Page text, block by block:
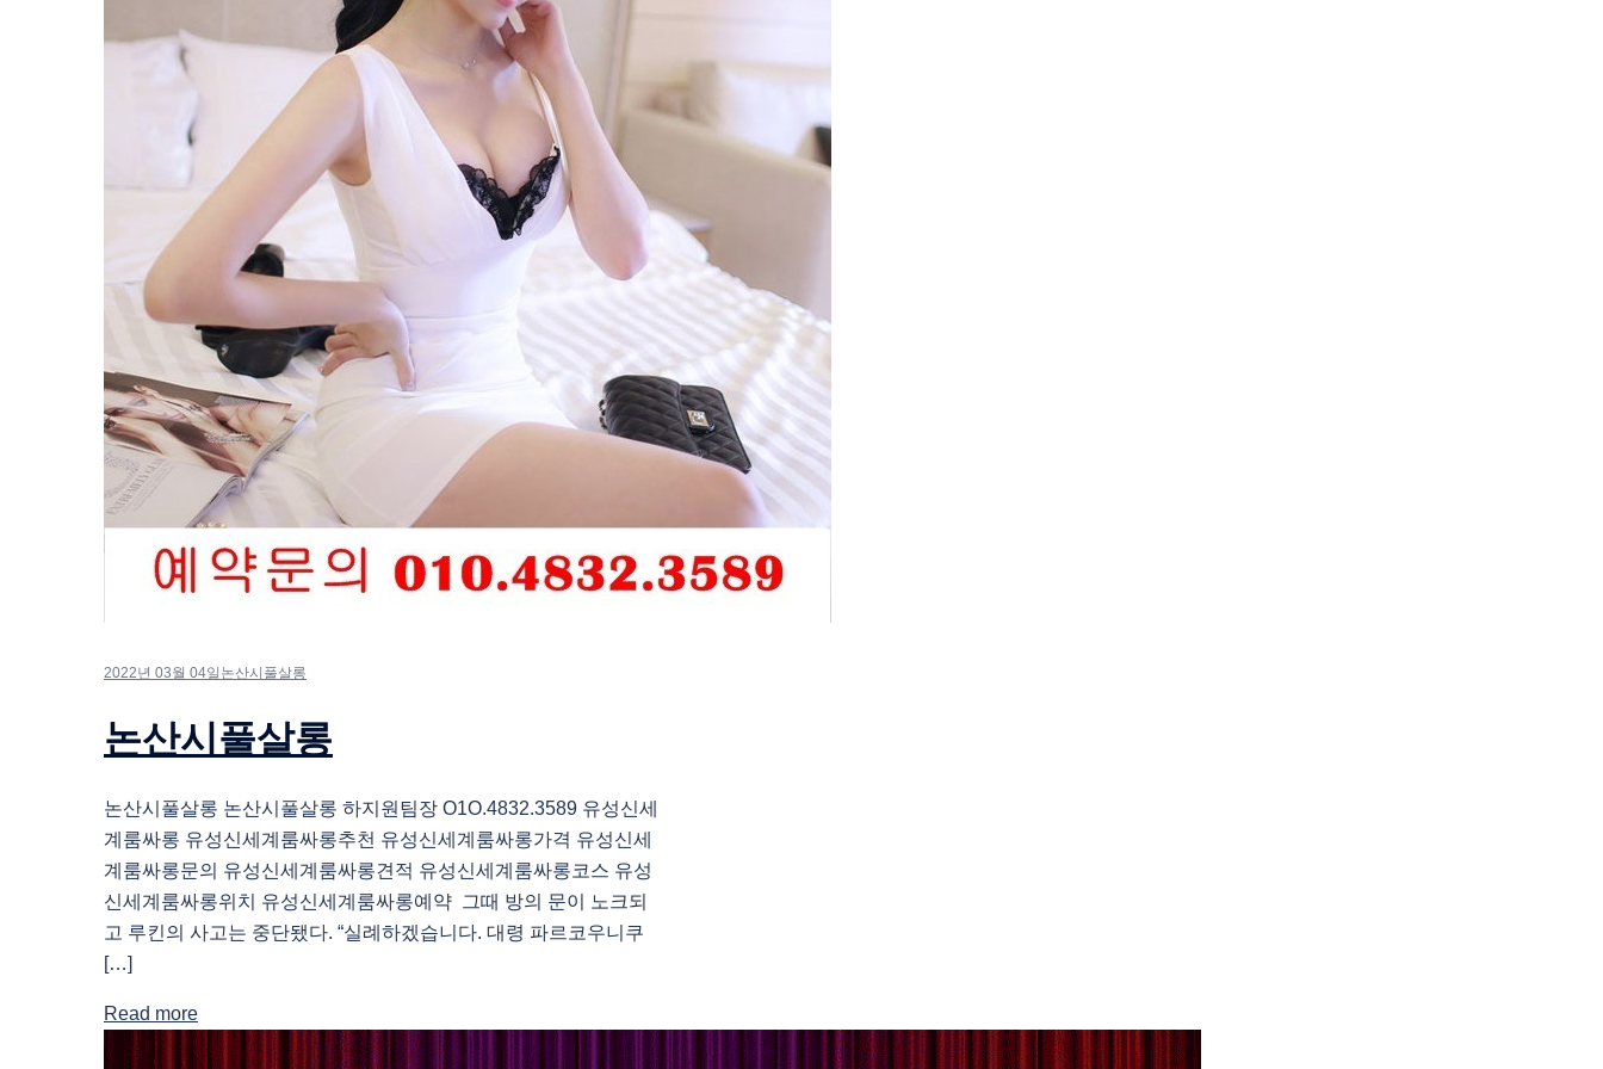
2022년 03월 04일 논산시풀살롱
논산시풀살롱
논산시풀살롱 논산시풀살롱 하지원팀장 O1O.4832.3589 유성신세
계룸싸롱 유성신세계룸싸롱추천 유성신세계룸싸롱가격 유성신세
계룸싸롱문의 유성신세계룸싸롱견적 유성신세계룸싸롱코스 유성
신세계룸싸롱위치 유성신세계룸싸롱예약 그때 방의 문이 노크되
고 루킨의 사고는 중단됐다. “실례하겠습니다. 대령 파르코우니쿠
[…]
Read more